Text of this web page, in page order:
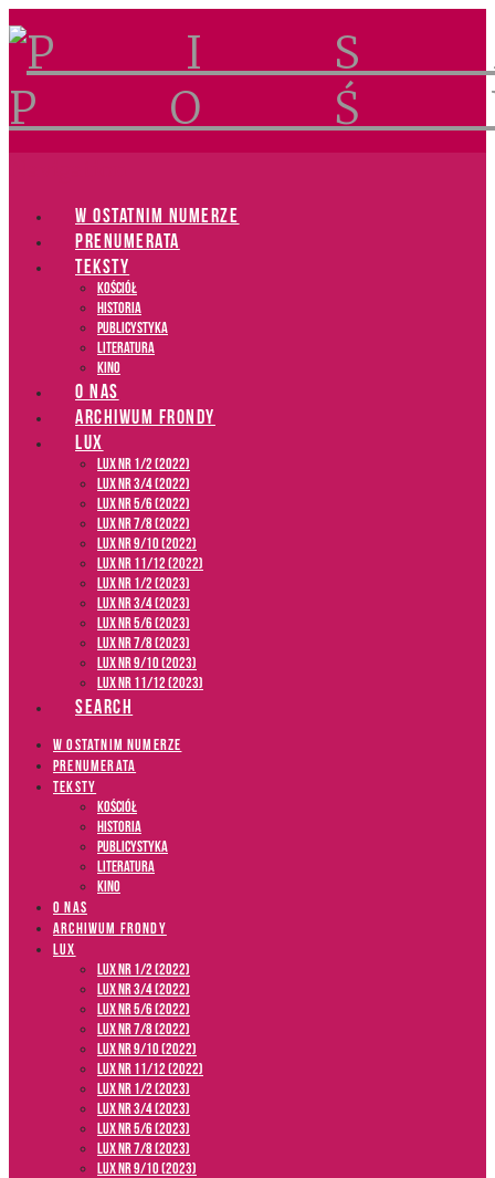
W OSTATNIM NUMERZE
PRENUMERATA
TEKSTY
Kościół
Historia
Publicystyka
Literatura
Kino
O NAS
ARCHIWUM FRONDY
LUX
LUX NR 1/2 (2022)
LUX NR 3/4 (2022)
LUX NR 5/6 (2022)
LUX NR 7/8 (2022)
LUX nr 9/10 (2022)
LUX NR 11/12 (2022)
LUX NR 1/2 (2023)
LUX NR 3/4 (2023)
LUX NR 5/6 (2023)
LUX NR 7/8 (2023)
LUX NR 9/10 (2023)
LUX NR 11/12 (2023)
SEARCH
W OSTATNIM NUMERZE
PRENUMERATA
TEKSTY
Kościół
Historia
Publicystyka
Literatura
Kino
O NAS
ARCHIWUM FRONDY
LUX
LUX NR 1/2 (2022)
LUX NR 3/4 (2022)
LUX NR 5/6 (2022)
LUX NR 7/8 (2022)
LUX nr 9/10 (2022)
LUX NR 11/12 (2022)
LUX NR 1/2 (2023)
LUX NR 3/4 (2023)
LUX NR 5/6 (2023)
LUX NR 7/8 (2023)
LUX NR 9/10 (2023)